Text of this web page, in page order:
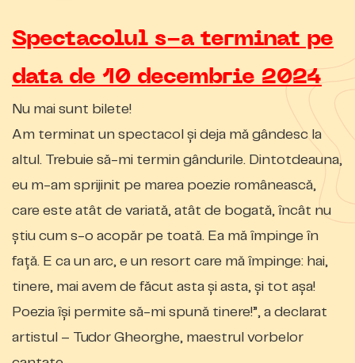
Spectacolul s-a terminat pe
data de 10 decembrie 2024
Nu mai sunt bilete!
Am terminat un spectacol şi deja mă gândesc la
altul. Trebuie să-mi termin gândurile. Dintotdeauna,
eu m-am sprijinit pe marea poezie românească,
care este atât de variată, atât de bogată, încât nu
ştiu cum s-o acopăr pe toată. Ea mă împinge în
faţă. E ca un arc, e un resort care mă împinge: hai,
tinere, mai avem de făcut asta şi asta, şi tot aşa!
Poezia îşi permite să-mi spună tinere!”, a declarat
artistul – Tudor Gheorghe, maestrul vorbelor